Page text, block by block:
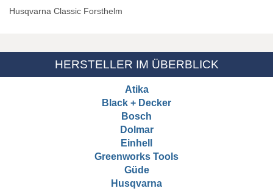
Husqvarna Classic Forsthelm
HERSTELLER IM ÜBERBLICK
Atika
Black + Decker
Bosch
Dolmar
Einhell
Greenworks Tools
Güde
Husqvarna